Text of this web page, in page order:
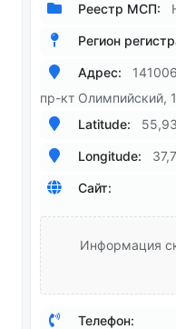
Реестр МСП:
Регион
Адрес:
пр-кт Олимпийский,
Latitude:
Longitude:
Сайт:
Информация
Телефон: